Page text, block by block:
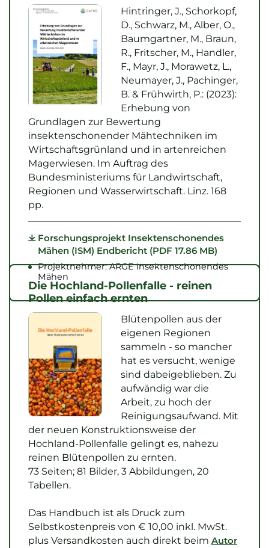
Hintringer, J., Schorkopf,
D., Schwarz, M., Alber, O.,
Baumgartner, M., Braun,
R., Fritscher, M., Handler,
F., Mayr, J., Morawetz, L.,
Neumayer, J., Pachinger,
B. & Frühwirth, P.: (2023):
Erhebung von
Grundlagen zur Bewertung
insektenschonender Mähtechniken im
Wirtschaftsgrünland und in artenreichen
Magerwiesen. Im Auftrag des
Bundesministeriums für Landwirtschaft,
Regionen und Wasserwirtschaft. Linz. 168
pp.
Forschungsprojekt Insektenschonendes
Mähen (ISM) Endbericht (PDF 17.86 MB)
Projektnehmer: ARGE Insektenschonendes
Mähen
Die Hochland-Pollenfalle - reinen
Pollen einfach ernten
Blütenpollen aus der
eigenen Regionen
sammeln - so mancher
hat es versucht, wenige
sind dabeigeblieben. Zu
aufwändig war die
Arbeit, zu hoch der
Reinigungsaufwand. Mit
der neuen Konstruktionsweise der
Hochland-Pollenfalle gelingt es, nahezu
reinen Blütenpollen zu ernten.
73 Seiten; 81 Bilder, 3 Abbildungen, 20
Tabellen.
Das Handbuch ist als Druck zum
Selbstkostenpreis von € 10,00 inkl. MwSt.
plus Versandkosten auch direkt beim Autor